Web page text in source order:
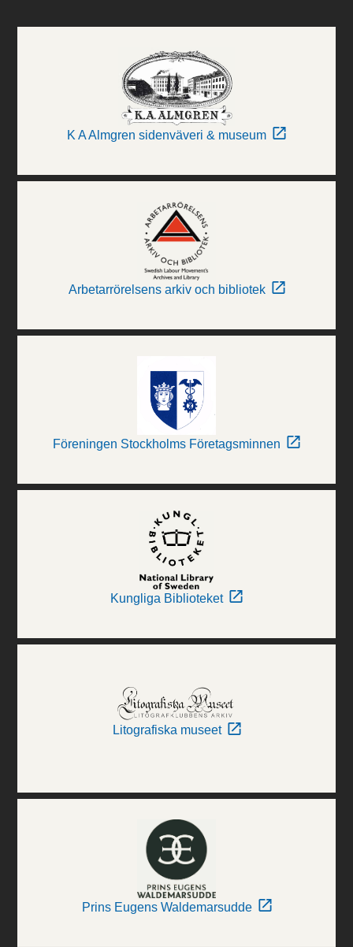
K A Almgren sidenväveri & museum
Arbetarrörelsens arkiv och bibliotek
Föreningen Stockholms Företagsminnen
Kungliga Biblioteket
Litografiska museet
Prins Eugens Waldemarsudde